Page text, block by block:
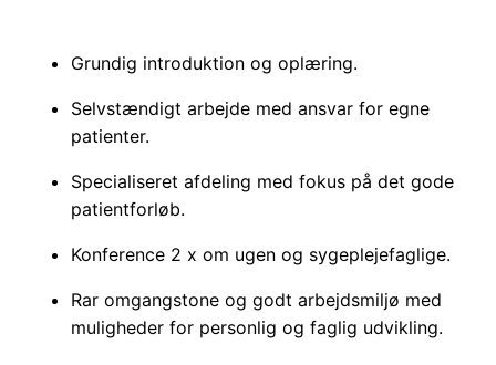
Grundig introduktion og oplæring.
Selvstændigt arbejde med ansvar for egne
patienter.
Specialiseret afdeling med fokus på det gode
patientforløb.
Konference 2 x om ugen og sygeplejefaglige.
Rar omgangstone og godt arbejdsmiljø med
muligheder for personlig og faglig udvikling.